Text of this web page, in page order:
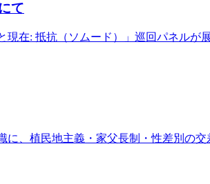
て
在: 抵抗（ソムード）」巡回パネルが
、植民地主義・家父長制・性差別の